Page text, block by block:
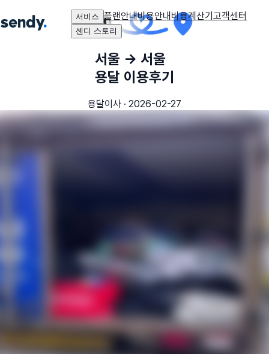
서비스 플랜안내비용안내비용계산기고객센터
센디 스토리
서울 → 서울
용달 이용후기
용달이사 · 2026-02-27